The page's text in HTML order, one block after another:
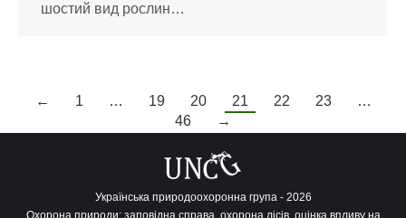
шостий вид рослин…
← 1 … 19 20 21 22 23
…
46
→
Українська природоохоронна група - 2026